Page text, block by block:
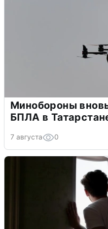
Минобороны
БПЛА в
7 августа 0